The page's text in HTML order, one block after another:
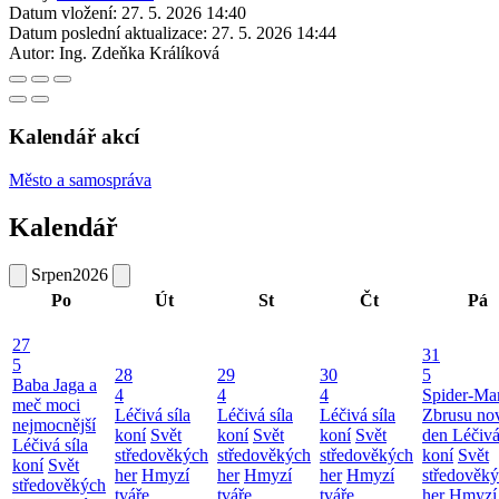
Datum vložení: 27. 5. 2026 14:40
Datum poslední aktualizace: 27. 5. 2026 14:44
Autor: Ing. Zdeňka Králíková
Kalendář akcí
Město a samospráva
Kalendář
Srpen2026
Po
Út St Čt Pá
27
5
Baba Jaga a
meč moci
nejmocnější
Léčivá síla
koní Svět
středověkých
28
4
Léčivá síla
koní Svět
středověkých
her Hmyzí
29
4
Léčivá síla
koní Svět
středověkých
her Hmyzí
30
4
Léčivá síla
koní Svět
středověkých
her Hmyzí
31
5
Spider-
Zbrusu
den
koní Svět